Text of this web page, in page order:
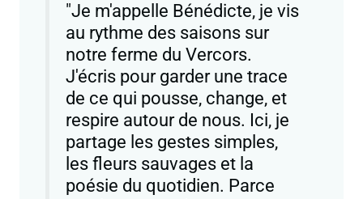
"Je m'appelle Bénédicte, je vis
au rythme des saisons sur
notre ferme du Vercors.
J'écris pour garder une trace
de ce qui pousse, change, et
respire autour de nous. Ici, je
partage les gestes simples,
les fleurs sauvages et la
poésie du quotidien. Parce